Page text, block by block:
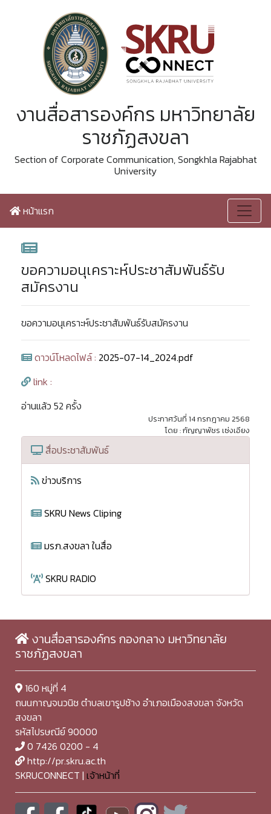
งานสื่อสารองค์กร มหาวิทยาลัย
ราชภัฏสงขลา
Section of Corporate Communication, Songkhla Rajabhat
University
หน้าแรก
ขอความอนุเคราะห์ประชาสัมพันธ์รับ
สมัครงาน
ขอความอนุเคราะห์ประชาสัมพันธ์รับสมัครงาน
ดาวน์โหลดไฟล์ : 2025-07-14_2024.pdf
link :
อ่านแล้ว 52 ครั้ง
ประกาศวันที่ 14 กรกฎาคม 2568
โดย : กัญญาพัชร เซ่งเอียง
สื่อประชาสัมพันธ์
ข่าวบริการ
SKRU News Cliping
มรภ.สงขลา ในสื่อ
SKRU RADIO
งานสื่อสารองค์กร กองกลาง มหาวิทยาลัย
ราชภัฏสงขลา
160 หมู่ที่ 4
ถนนกาญจนวนิช ตำบลเขารูปช้าง อำเภอเมืองสงขลา จังหวัด
สงขลา
รหัสไปรษณีย์ 90000
0 7426 0200 - 4
http://pr.skru.ac.th
SKRUCONNECT | เจ้าหน้าที่